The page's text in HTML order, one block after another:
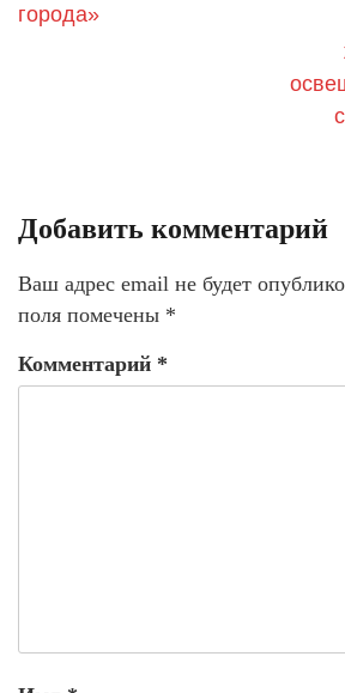
города»
Добавить комментарий
Ваш адрес email не будет
поля помечены *
Комментарий *